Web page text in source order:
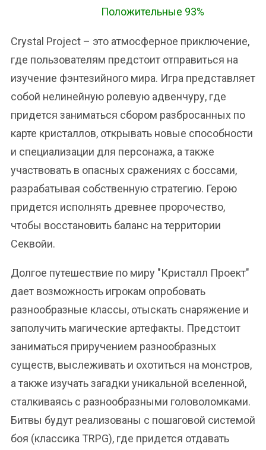
Положительные 93%
Crystal Project – это атмосферное приключение,
где пользователям предстоит отправиться на
изучение фэнтезийного мира. Игра представляет
собой нелинейную ролевую адвенчуру, где
придется заниматься сбором разбросанных по
карте кристаллов, открывать новые способности
и специализации для персонажа, а также
участвовать в опасных сражениях с боссами,
разрабатывая собственную стратегию. Герою
придется исполнять древнее пророчество,
чтобы восстановить баланс на территории
Секвойи.
Долгое путешествие по миру "Кристалл Проект"
дает возможность игрокам опробовать
разнообразные классы, отыскать снаряжение и
заполучить магические артефакты. Предстоит
заниматься приручением разнообразных
существ, выслеживать и охотиться на монстров,
а также изучать загадки уникальной вселенной,
сталкиваясь с разнообразными головоломками.
Битвы будут реализованы с пошаговой системой
боя (классика TRPG), где придется отдавать